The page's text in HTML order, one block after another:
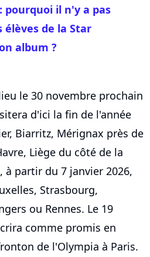
pourquoi il n'y a pas
élèves de la Star
album ?
le 30 novembre prochain
d'ici la fin de l'année
Biarritz, Mérignax près de
Liège du côté de la
à partir du 7 janvier 2026,
Strasbourg,
ou Rennes. Le 19
comme promis en
de l'Olympia à Paris.